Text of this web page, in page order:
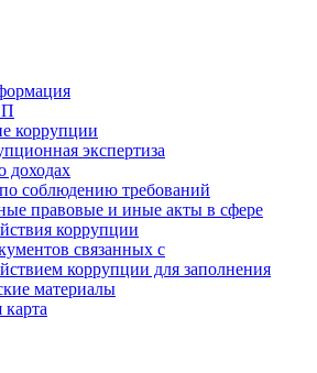
коррупции
экспертиза
доходах
соблюдению требований
правовые и иные акты в сфере
коррупции
связанных с
коррупции для заполнения
материалы
карта